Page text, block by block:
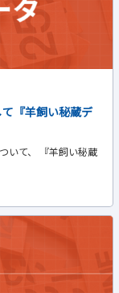
て『羊飼い秘蔵デ
いて、 『羊飼い秘蔵